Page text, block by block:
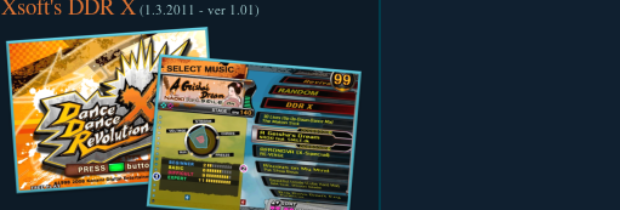
(1.3.2011 - ver 1.01)